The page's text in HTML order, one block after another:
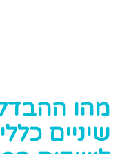
מהו
שיניים